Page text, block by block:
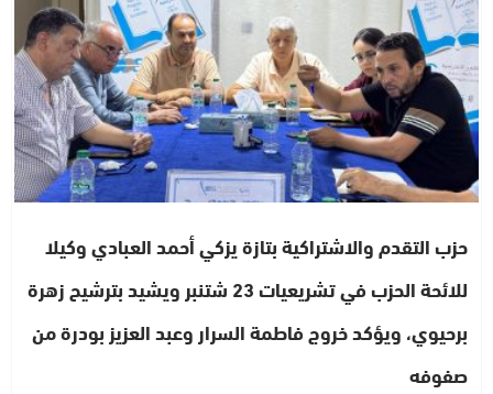
حزب التقدم والاشتراكية بتازة يزكي أحمد العبادي وكيلا
للائحة الحزب في تشريعيات 23 شتنبر ويشيد بترشيح زهرة
برحيوي، ويؤكد خروج فاطمة السرار وعبد العزيز بودرة من
صفوفه